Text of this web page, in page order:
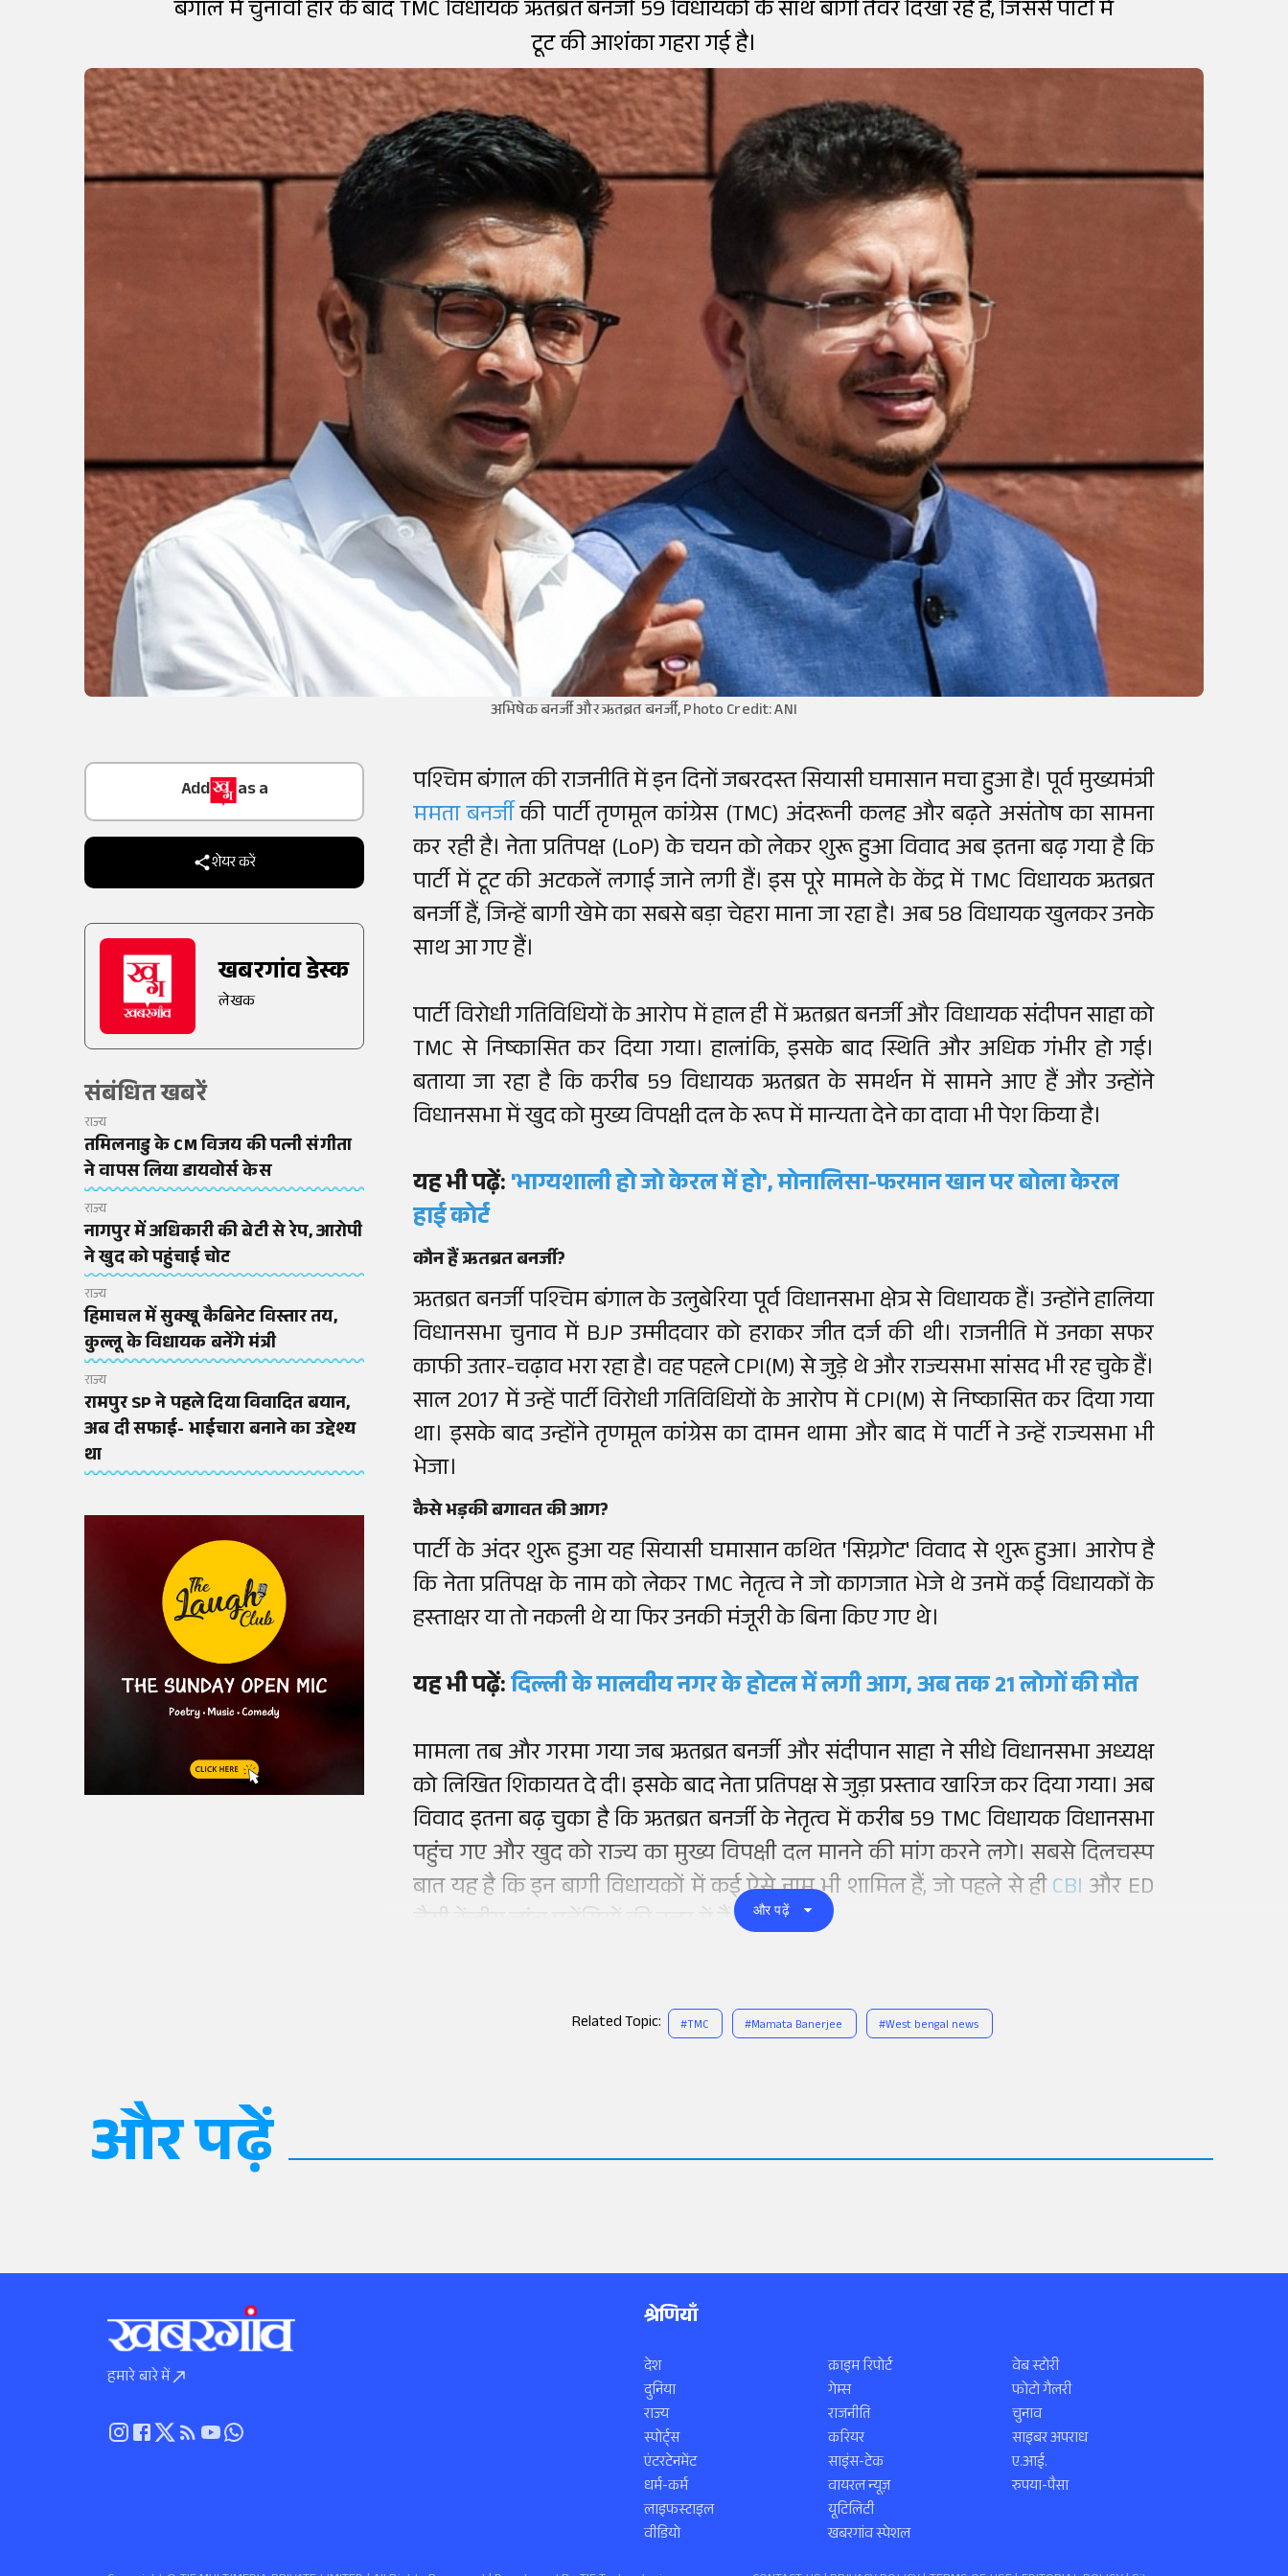
बंगाल में चुनावी हार के बाद TMC विधायक ऋतब्रत बनर्जी 59 विधायकों के साथ बागी तेवर दिखा रहे हैं, जिससे पार्टी में
टूट की आशंका गहरा गई है।
अभिषेक बनर्जी और ऋतब्रत बनर्जी, Photo Credit: ANI
Trusted Source on
शेयर करें
खबरगांव डेस्क
लेखक
संबंधित खबरें
राज्य
तमिलनाडु के CM विजय की पत्नी संगीता
ने वापस लिया डायवोर्स केस
राज्य
नागपुर में अधिकारी की बेटी से रेप, आरोपी
ने खुद को पहुंचाई चोट
राज्य
हिमाचल में सुक्खू कैबिनेट विस्तार तय,
कुल्लू के विधायक बनेंगे मंत्री
राज्य
रामपुर SP ने पहले दिया विवादित बयान,
अब दी सफाई- भाईचारा बनाने का उद्देश्य
था
पश्चिम बंगाल की राजनीति में इन दिनों जबरदस्त सियासी घमासान मचा हुआ है। पूर्व मुख्यमंत्री
ममता बनर्जीकी पार्टी तृणमूल कांग्रेस (TMC) अंदरूनी कलह और बढ़ते असंतोष का सामना
कर रही है। नेता प्रतिपक्ष (LoP) के चयन को लेकर शुरू हुआ विवाद अब इतना बढ़ गया है कि
पार्टी में टूट की अटकलें लगाई जाने लगी हैं। इस पूरे मामले के केंद्र में TMC विधायक ऋतब्रत
बनर्जी हैं, जिन्हें बागी खेमे का सबसे बड़ा चेहरा माना जा रहा है। अब 58 विधायक खुलकर उनके
साथ आ गए हैं।
पार्टी विरोधी गतिविधियों के आरोप में हाल ही में ऋतब्रत बनर्जी और विधायक संदीपन साहा को
TMC से निष्कासित कर दिया गया। हालांकि, इसके बाद स्थिति और अधिक गंभीर हो गई।
बताया जा रहा है कि करीब 59 विधायक ऋतब्रत के समर्थन में सामने आए हैं और उन्होंने
विधानसभा में खुद को मुख्य विपक्षी दल के रूप में मान्यता देने का दावा भी पेश किया है।
यह भी पढ़ें:'भाग्यशाली हो जो केरल में हो', मोनालिसा-फरमान खान पर बोला केरल
हाई कोर्ट
कौन हैं ऋतब्रत बनर्जी?
ऋतब्रत बनर्जी पश्चिम बंगाल के उलुबेरिया पूर्व विधानसभा क्षेत्र से विधायक हैं। उन्होंने हालिया
विधानसभा चुनाव में BJP उम्मीदवार को हराकर जीत दर्ज की थी। राजनीति में उनका सफर
काफी उतार-चढ़ाव भरा रहा है। वह पहले CPI(M) से जुड़े थे और राज्यसभा सांसद भी रह चुके हैं।
साल 2017 में उन्हें पार्टी विरोधी गतिविधियों के आरोप में CPI(M) से निष्कासित कर दिया गया
था। इसके बाद उन्होंने तृणमूल कांग्रेस का दामन थामा और बाद में पार्टी ने उन्हें राज्यसभा भी
भेजा।
कैसे भड़की बगावत की आग?
पार्टी के अंदर शुरू हुआ यह सियासी घमासान कथित 'सिग्नगेट' विवाद से शुरू हुआ। आरोप है
कि नेता प्रतिपक्ष के नाम को लेकर TMC नेतृत्व ने जो कागजात भेजे थे उनमें कई विधायकों के
हस्ताक्षर या तो नकली थे या फिर उनकी मंजूरी के बिना किए गए थे।
यह भी पढ़ें:दिल्ली के मालवीय नगर के होटल में लगी आग, अब तक 21 लोगों की मौत
मामला तब और गरमा गया जब ऋतब्रत बनर्जी और संदीपान साहा ने सीधे विधानसभा अध्यक्ष
को लिखित शिकायत दे दी। इसके बाद नेता प्रतिपक्ष से जुड़ा प्रस्ताव खारिज कर दिया गया। अब
विवाद इतना बढ़ चुका है कि ऋतब्रत बनर्जी के नेतृत्व में करीब 59 TMC विधायक विधानसभा
पहुंच गए और खुद को राज्य का मुख्य विपक्षी दल मानने की मांग करने लगे। सबसे दिलचस्प
बात यह है कि इन बागी विधायकों में कई ऐसे नाम भी शामिल हैं, जो पहले से हीCBI और ED
जैसी केंद्रीय जांच एजेंसियों की नजर में हैं।
और पढ़ें
Related Topic: #TMC #Mamata Banerjee #West bengal news
और पढ़ें
हमारे बारे में
श्रेणियाँ
देश
दुनिया
राज्य
स्पोर्ट्स
एंटरटेनमेंट
धर्म-कर्म
लाइफस्टाइल
वीडियो
क्राइम रिपोर्ट
गेम्स
राजनीति
करियर
साइंस-टेक
वायरल न्यूज़
यूटिलिटी
खबरगांव स्पेशल
वेब स्टोरी
फोटो गैलरी
चुनाव
साइबर अपराध
ए.आई.
रुपया-पैसा